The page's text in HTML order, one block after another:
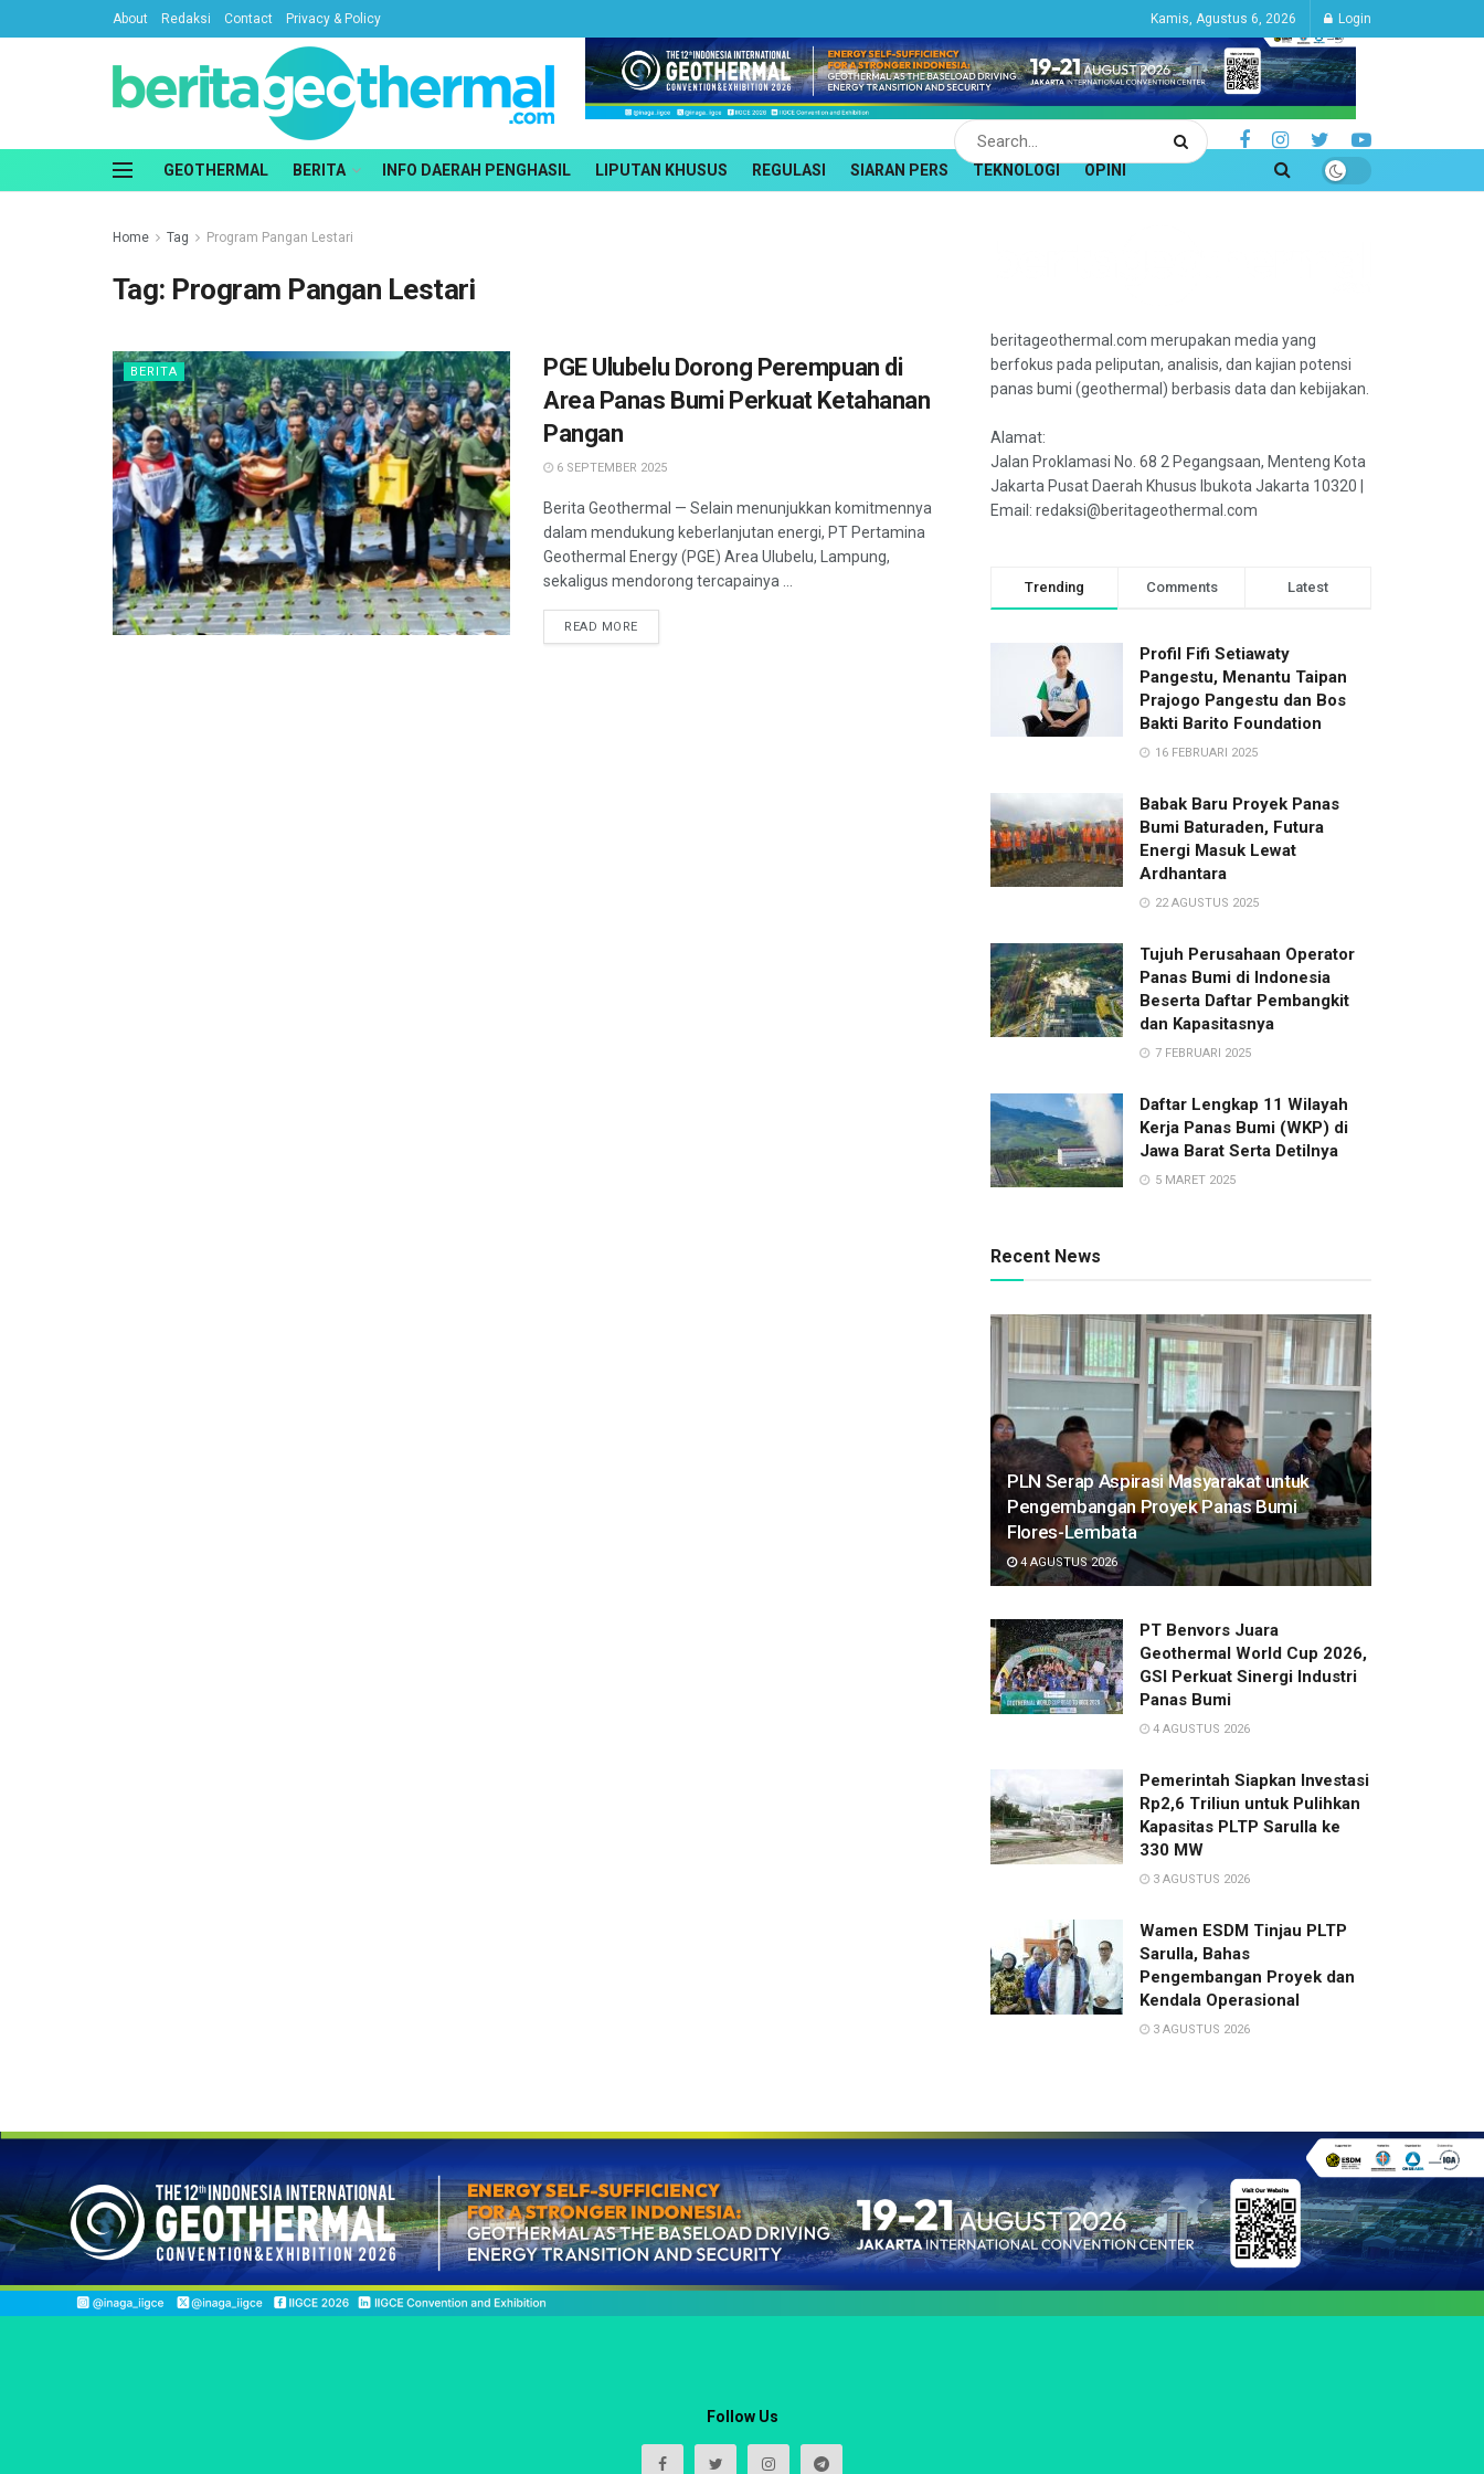
About Redaksi Contact Privacy & Policy Kamis, Agustus 6, 2026 Login
GEOTHERMAL BERITA INFO DAERAH PENGHASIL LIPUTAN KHUSUS REGULASI SIARAN PERS TEKNOLOGI OPINI
Home Tag Program Pangan Lestari
Tag: Program Pangan Lestari
BERITA
PGE Ulubelu Dorong Perempuan di
Area Panas Bumi Perkuat Ketahanan
Pangan
6 SEPTEMBER 2025
Berita Geothermal — Selain menunjukkan komitmennya
dalam mendukung keberlanjutan energi, PT Pertamina
Geothermal Energy (PGE) Area Ulubelu, Lampung,
sekaligus mendorong tercapainya ...
READ MORE
beritageothermal.com merupakan media yang
berfokus pada peliputan, analisis, dan kajian potensi
panas bumi (geothermal) berbasis data dan kebijakan.
Alamat:
Jalan Proklamasi No. 68 2 Pegangsaan, Menteng Kota
Jakarta Pusat Daerah Khusus Ibukota Jakarta 10320 |
Email: redaksi@beritageothermal.com
Trending Comments Latest
Profil Fifi Setiawaty
Pangestu, Menantu Taipan
Prajogo Pangestu dan Bos
Bakti Barito Foundation
16 FEBRUARI 2025
Babak Baru Proyek Panas
Bumi Baturaden, Futura
Energi Masuk Lewat
Ardhantara
22 AGUSTUS 2025
Tujuh Perusahaan Operator
Panas Bumi di Indonesia
Beserta Daftar Pembangkit
dan Kapasitasnya
7 FEBRUARI 2025
Daftar Lengkap 11 Wilayah
Kerja Panas Bumi (WKP) di
Jawa Barat Serta Detilnya
5 MARET 2025
Recent News
PLN Serap Aspirasi Masyarakat untuk
Pengembangan Proyek Panas Bumi
Flores-Lembata
4 AGUSTUS 2026
PT Benvors Juara
Geothermal World Cup 2026,
GSI Perkuat Sinergi Industri
Panas Bumi
4 AGUSTUS 2026
Pemerintah Siapkan Investasi
Rp2,6 Triliun untuk Pulihkan
Kapasitas PLTP Sarulla ke
330 MW
3 AGUSTUS 2026
Wamen ESDM Tinjau PLTP
Sarulla, Bahas
Pengembangan Proyek dan
Kendala Operasional
3 AGUSTUS 2026
Follow Us